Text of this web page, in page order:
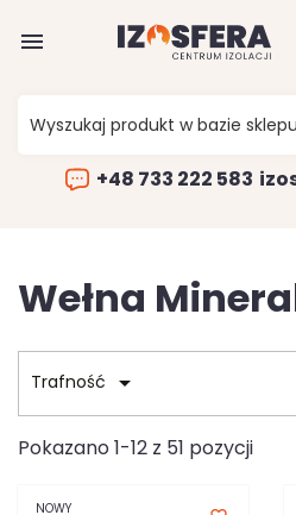

+48 733 222 583
Wełna
Trafność 
Pokazano 1-12 z 51 pozycji
NOWY